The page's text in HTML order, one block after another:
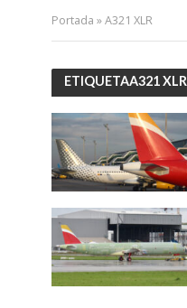
Portada »A321 XLR
ETIQUETAA321 XLR